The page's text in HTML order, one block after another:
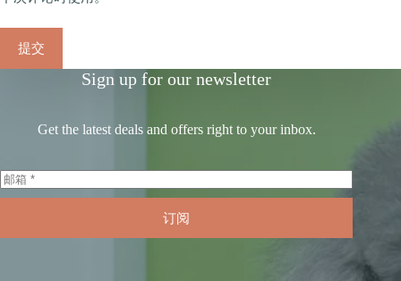
提交
Sign up for our newsletter
Get the latest deals and offers right to your inbox.
订阅